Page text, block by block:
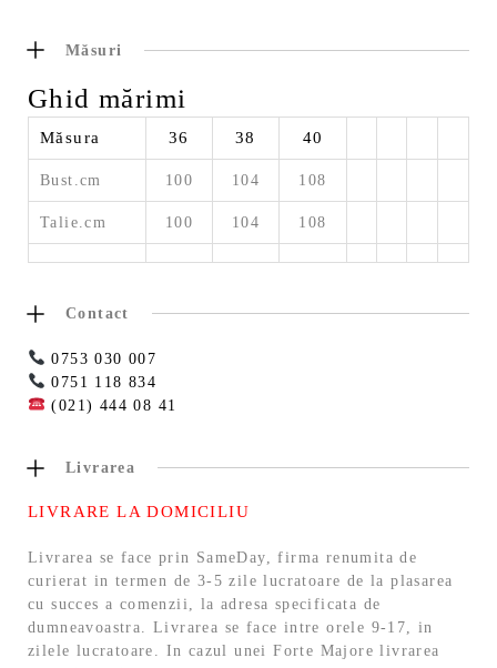
Măsuri
Ghid mărimi
Măsura 36 38 40
Bust.cm 100 104 108
Talie.cm 100 104 108
Contact
0753 030 007
0751 118 834
(021) 444 08 41
Livrarea
LIVRARE LA DOMICILIU
Livrarea se face prin SameDay, firma renumita de
curierat in termen de 3-5 zile lucratoare de la plasarea
cu succes a comenzii, la adresa specificata de
dumneavoastra. Livrarea se face intre orele 9-17, in
zilele lucratoare. In cazul unei Forte Majore livrarea